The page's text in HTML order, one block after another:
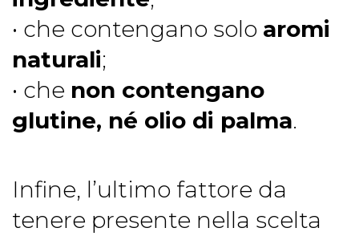
• che contengano solo aromi
naturali;
• che non contengano
glutine, né olio di palma.
Infine, l’ultimo fattore da
tenere presente nella scelta